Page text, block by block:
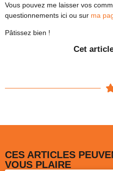
Vous pouvez me laisser vos
questionnements ici ou sur ma
Pâtissez bien !
Cet
CES ARTICLES
VOUS PLAIRE